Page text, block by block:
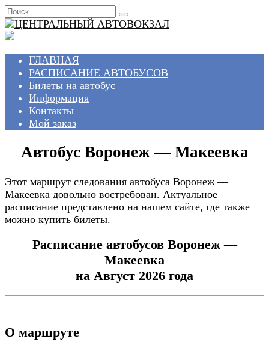
Перейти
к
содержанию
Search
for:
ГЛАВНАЯ
РАСПИСАНИЕ АВТОБУСОВ
Билеты на автобус
Информация
Контакты
Мой заказ
Автобус Воронеж — Макеевка
Этот маршрут следования автобуса Воронеж —
Макеевка довольно востребован. Актуальное
расписание представлено на нашем сайте, где также
можно купить билеты.
Расписание автобусов Воронеж —
Макеевка
на Август 2026 года
О маршруте